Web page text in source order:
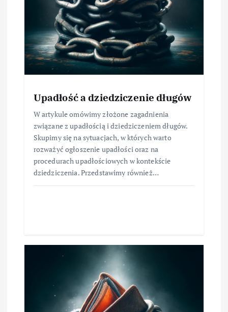
Upadłość a dziedziczenie długów
W artykule omówimy złożone zagadnienia
związane z upadłością i dziedziczeniem długów.
Skupimy się na sytuacjach, w których warto
rozważyć ogłoszenie upadłości oraz na
procedurach upadłościowych w kontekście
dziedziczenia. Przedstawimy również…